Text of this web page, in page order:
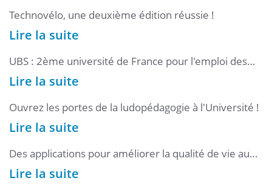
Technovélo, une deuxième édition réussie !
Lire la suite
UBS : 2ème université de France pour l'emploi des
diplômés de Master
Lire la suite
Ouvrez les portes de la ludopédagogie à l'Université !
Lire la suite
Des applications pour améliorer la qualité de vie au
travail ? Prenez garde aux écueils !
Lire la suite